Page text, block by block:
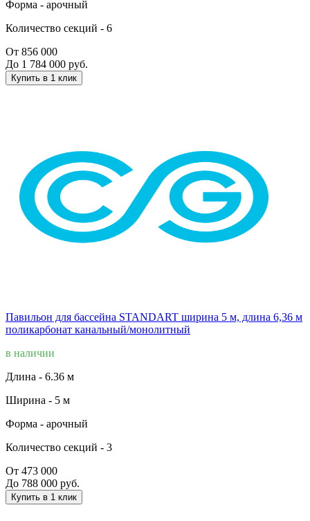
Форма - арочный
Количество секций - 6
От 856 000
До 1 784 000 руб.
Купить в 1 клик
Павильон для бассейна STANDART ширина 5 м, длина 6,36 м
поликарбонат канальный/монолитный
в наличии
Длина - 6.36 м
Ширина - 5 м
Форма - арочный
Количество секций - 3
От 473 000
До 788 000 руб.
Купить в 1 клик